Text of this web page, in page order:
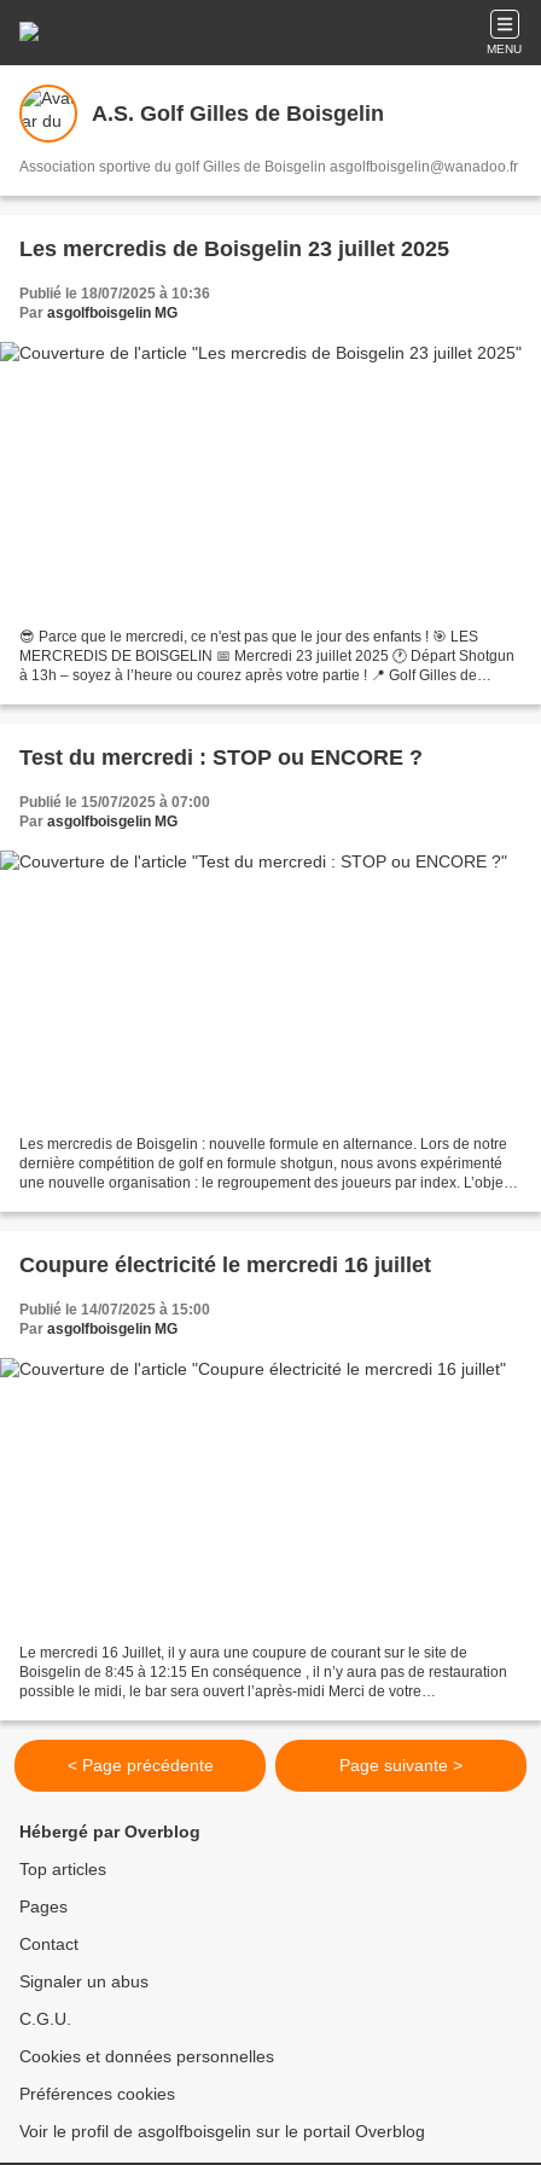
MENU
A.S. Golf Gilles de Boisgelin
Association sportive du golf Gilles de Boisgelin asgolfboisgelin@wanadoo.fr
Les mercredis de Boisgelin 23 juillet 2025
Publié le 18/07/2025 à 10:36
Par asgolfboisgelin MG
😎 Parce que le mercredi, ce n'est pas que le jour des enfants ! 🎯 LES
MERCREDIS DE BOISGELIN 📅 Mercredi 23 juillet 2025 🕐 Départ Shotgun
à 13h – soyez à l’heure ou courez après votre partie ! 📍 Golf Gilles de
Test du mercredi : STOP ou ENCORE ?
Publié le 15/07/2025 à 07:00
Par asgolfboisgelin MG
Les mercredis de Boisgelin : nouvelle formule en alternance. Lors de notre
dernière compétition de golf en formule shotgun, nous avons expérimenté
une nouvelle organisation : le regroupement des joueurs par index. L’objectif
Coupure électricité le mercredi 16 juillet
Publié le 14/07/2025 à 15:00
Par asgolfboisgelin MG
Le mercredi 16 Juillet, il y aura une coupure de courant sur le site de
Boisgelin de 8:45 à 12:15 En conséquence , il n’y aura pas de restauration
possible le midi, le bar sera ouvert l’après-midi Merci de votre
< Page précédente Page suivante >
Hébergé par Overblog
Top articles
Pages
Contact
Signaler un abus
C.G.U.
Cookies et données personnelles
Préférences cookies
Voir le profil de asgolfboisgelin sur le portail Overblog